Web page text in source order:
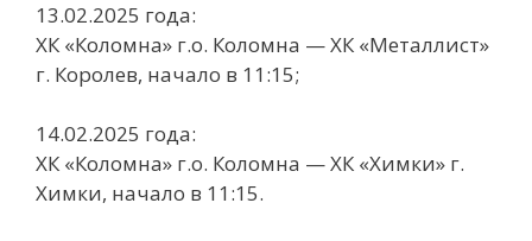
13.02.2025 года:
ХК «Коломна» г.о. Коломна — ХК «Металлист»
г. Королев, начало в 11:15;
14.02.2025 года:
ХК «Коломна» г.о. Коломна — ХК «Химки» г.
Химки, начало в 11:15.